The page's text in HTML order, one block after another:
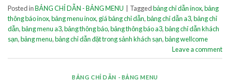
Posted inBẢNG CHỈ DẪN - BẢNG MENU Taggedbảng chỉ dẫn inox,bảng
thông báo inox,bảng menu inox, giá bảng chỉ dẫn,bảng chỉ dẫn a3,bảng chỉ
dẫn,bảng menu a3,bảng thông báo,bảng thông báo a3,bảng chỉ dẫn khách
sạn,bảng menu,bảng chỉ dẫn đặt trong sảnh khách sạn,bảng wellcome
Leave a comment
BẢNG CHỈ DẪN - BẢNG MENU